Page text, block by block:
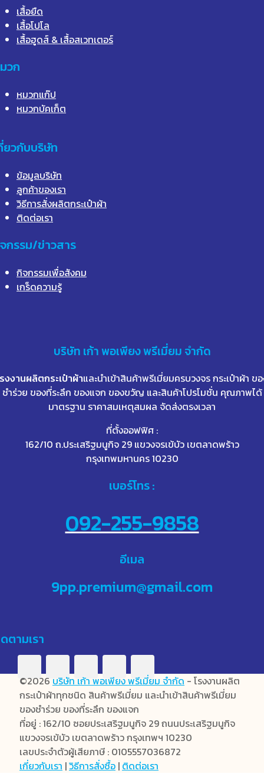
เสื้อยืด
เสื้อโปโล
เสื้อฮูดส์ & เสื้อสเวทเตอร์
วก
หมวกแก๊ป
หมวกบัคเก็ต
ยวกับบริษัท
ข้อมูลบริษัท
ลูกค้าของเรา
วิธีการสั่งผลิตกระเป๋าผ้า
ติดต่อเรา
กรรม/ข่าวสาร
กิจกรรมเพื่อสังคม
เกร็ดความรู้
บริษัท เก้าพอเพียง พรีเมี่ยม จำกัด
งงานผลิตกระเป๋าผ้าและนำเข้าสินค้าพรีเมี่ยมครบวงจร กระเป๋าผ้า ข
ชำร่วย ของที่ระลึก ของแจก ของขวัญ และสินค้าโปรโมชั่น คุณภาพได้
มาตรฐาน ราคาสมเหตุสมผล จัดส่งตรงเวลา
ที่ตั้งออฟฟิศ :
162/10 ถ.ประเสริฐมนูกิจ 29 แขวงจรเข้บัว เขตลาดพร้าว
กรุงเทพมหานคร 10230
เบอร์โทร :
092-255-9858
อีเมล
9pp.premium@gmail.com
ตามเรา
©2026 บริษัท เก้า พอเพียง พรีเมี่ยม จำกัด - โรงงานผลิต
กระเป๋าผ้าทุกชนิด สินค้าพรีเมี่ยม และนำเข้าสินค้าพรีเมี่ยม
ของชำร่วย ของที่ระลึก ของแจก
ที่อยู่ : 162/10 ซอยประเสริฐมนูกิจ 29 ถนนประเสริฐมนูกิจ
แขวงจรเข้บัว เขตลาดพร้าว กรุงเทพฯ 10230
เลขประจำตัวผู้เสียภาษี : 0105557036872
เกี่ยวกับเรา |วิธีการสั่งซื้อ | ติดต่อเรา